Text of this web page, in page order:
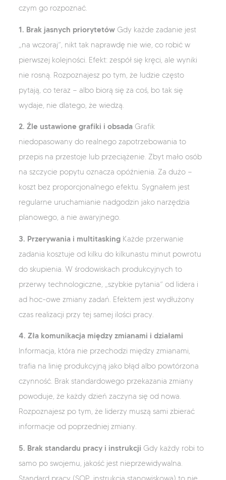
czym go rozpoznać.
1. Brak jasnych priorytetówGdy każde zadanie jest
„na wczoraj”, nikt tak naprawdę nie wie, co robić w
pierwszej kolejności. Efekt: zespół się kręci, ale wyniki
nie rosną. Rozpoznajesz po tym, że ludzie często
pytają, co teraz — albo biorą się za coś, bo tak się
wydaje, nie dlatego, że wiedzą.
2. Źle ustawione grafiki i obsadaGrafik
niedopasowany do realnego zapotrzebowania to
przepis na przestoje lub przeciążenie. Zbyt mało osób
na szczycie popytu oznacza opóźnienia. Za dużo —
koszt bez proporcjonalnego efektu. Sygnałem jest
regularne uruchamianie nadgodzin jako narzędzia
planowego, a nie awaryjnego.
3. Przerywania i multitaskingKażde przerwanie
zadania kosztuje od kilku do kilkunastu minut powrotu
do skupienia. W środowiskach produkcyjnych to
przerwy technologiczne, „szybkie pytania” od lidera i
ad hoc-owe zmiany zadań. Efektem jest wydłużony
czas realizacji przy tej samej ilości pracy.
4. Zła komunikacja między zmianami i działami
Informacja, która nie przechodzi między zmianami,
trafia na linię produkcyjną jako błąd albo powtórzona
czynność. Brak standardowego przekazania zmiany
powoduje, że każdy dzień zaczyna się od nowa.
Rozpoznajesz po tym, że liderzy muszą sami zbierać
informacje od poprzedniej zmiany.
5. Brak standardu pracy i instrukcji Gdy każdy robi to
samo po swojemu, jakość jest nieprzewidywalna.